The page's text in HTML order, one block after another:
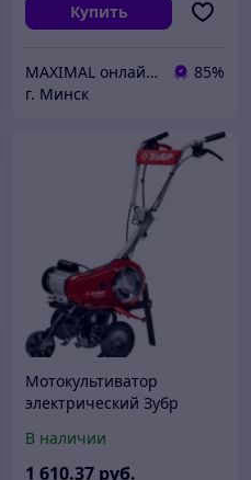
Купить
MAXIMAL онлайн-магазин
85%
г. Минск
Мотокультиватор
электрический Зубр
В наличии
1 610.37 руб.